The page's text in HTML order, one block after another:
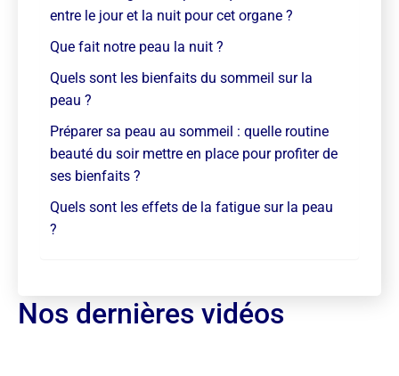
entre le jour et la nuit pour cet organe ?
Que fait notre peau la nuit ?
Quels sont les bienfaits du sommeil sur la
peau ?
Préparer sa peau au sommeil : quelle routine
beauté du soir mettre en place pour profiter de
ses bienfaits ?
Quels sont les effets de la fatigue sur la peau
?
Nos dernières vidéos